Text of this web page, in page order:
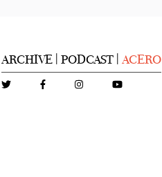
ARCHIVE PODCAST ACERO